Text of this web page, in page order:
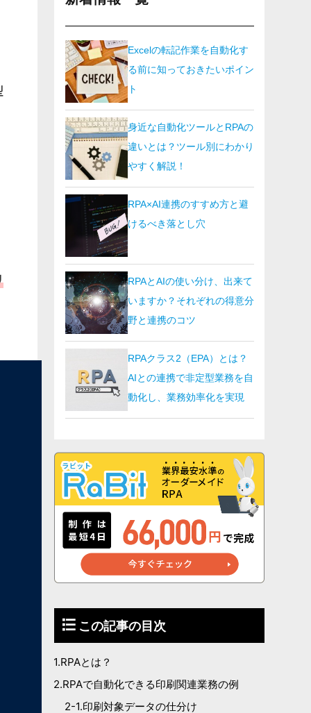
Excelの転記作業を自動化す
る前に知っておきたいポイン
ト
身近な自動化ツールとRPAの
違いとは？ツール別にわかり
やすく解説！
RPA×AI連携のすすめ方と避
けるべき落とし穴
RPAとAIの使い分け、出来て
いますか？それぞれの得意分
野と連携のコツ
RPAクラス2（EPA）とは？
AIとの連携で非定型業務を自
動化し、業務効率化を実現
この記事の目次
1.RPAとは？
2.RPAで自動化できる印刷関連業務の例
2-1.印刷対象データの仕分け